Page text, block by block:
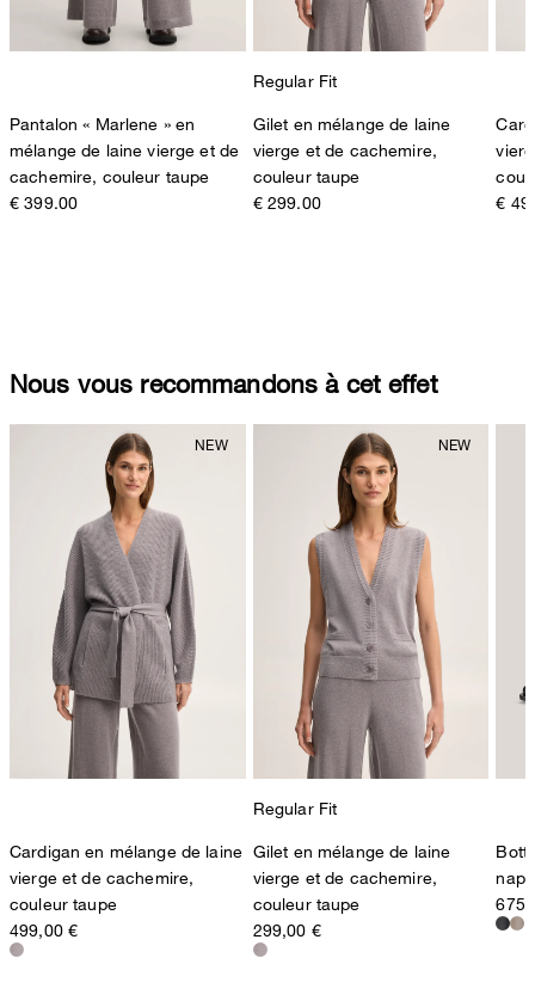
Pantalon « Marlene » en
mélange de laine vierge et de
cachemire, couleur taupe
€ 399.00
Regular Fit
Gilet en mélange de laine
vierge et de cachemire,
couleur taupe
€ 299.00
€
Nous vous recommandons à cet effet
Cardigan en mélange de laine
vierge et de cachemire,
couleur taupe
499,00 €
Regular Fit
Gilet en mélange de laine
vierge et de cachemire,
couleur taupe
299,00 €